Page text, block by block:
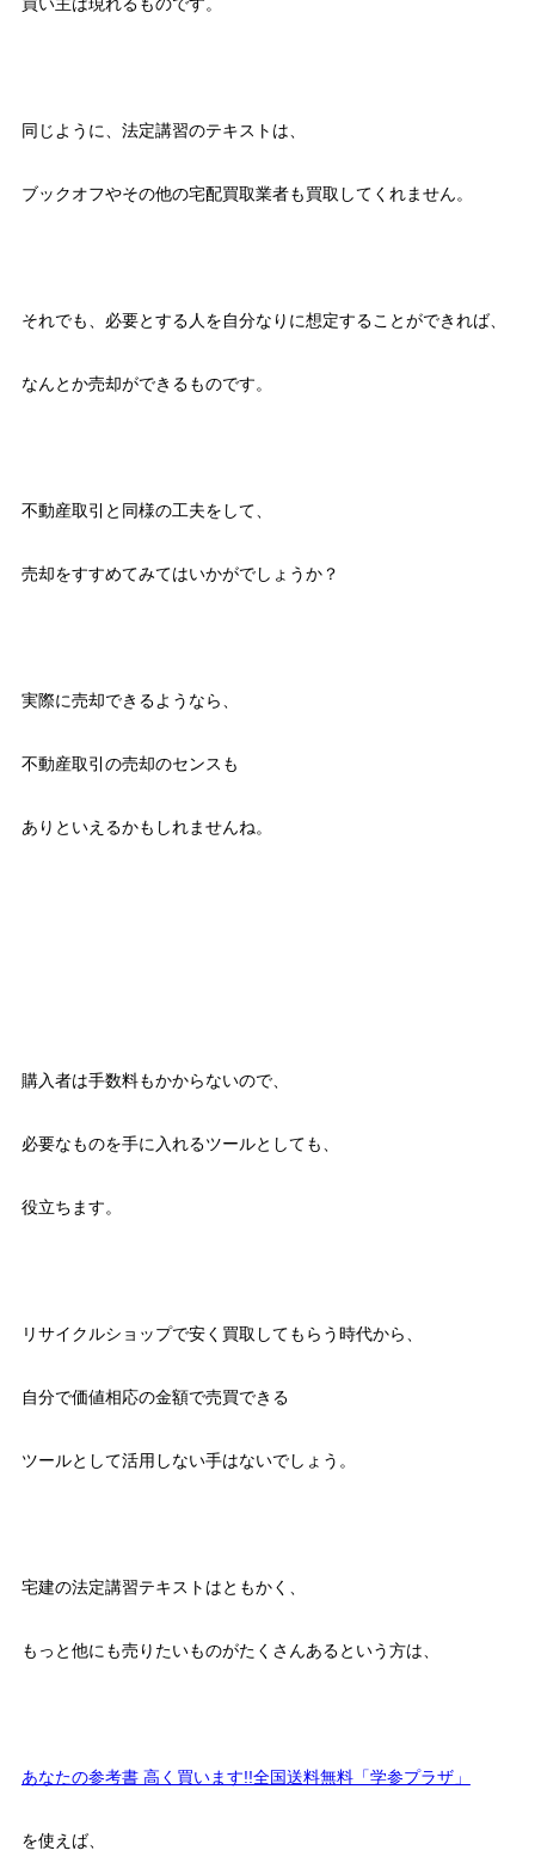
買い主は現れるものです。
同じように、法定講習のテキストは、
ブックオフやその他の宅配買取業者も買取してくれません。
それでも、必要とする人を自分なりに想定することができれば、
なんとか売却ができるものです。
不動産取引と同様の工夫をして、
売却をすすめてみてはいかがでしょうか？
実際に売却できるようなら、
不動産取引の売却のセンスも
ありといえるかもしれませんね。
購入者は手数料もかからないので、
必要なものを手に入れるツールとしても、
役立ちます。
リサイクルショップで安く買取してもらう時代から、
自分で価値相応の金額で売買できる
ツールとして活用しない手はないでしょう。
宅建の法定講習テキストはともかく、
もっと他にも売りたいものがたくさんあるという方は、
あなたの参考書 高く買います!!全国送料無料「学参プラザ」
を使えば、